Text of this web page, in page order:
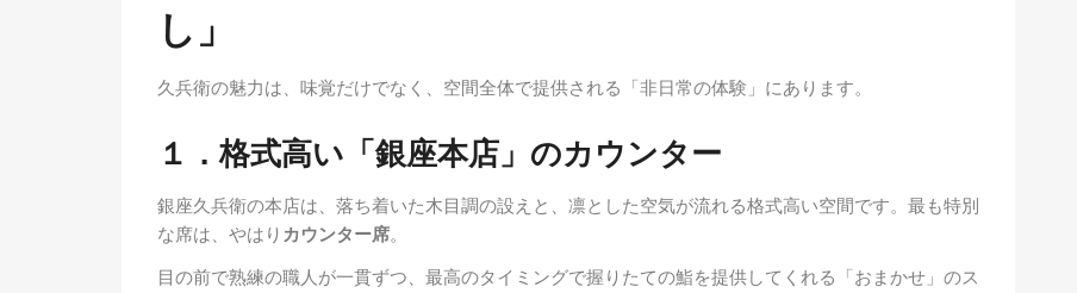
し」
久兵衛の魅力は、味覚だけでなく、空間全体で提供される「非日常の体験」にあります。
１．格式高い「銀座本店」のカウンター
銀座久兵衛の本店は、落ち着いた木目調の設えと、凛とした空気が流れる格式高い空間です。最も特別
な席は、やはり カウンター席。
目の前で熟練の職人が一貫ずつ、最高のタイミングで握りたての鮨を提供してくれる「おまかせ」のス